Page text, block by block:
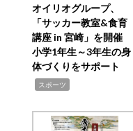
オイリオグループ、
「サッカー教室&食育
講座 in 宮崎」を開催
小学1年生～3年生の身
体づくりをサポート
スポーツ